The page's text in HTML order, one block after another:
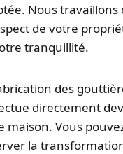
Nous travaillons
de votre
tranquillité.
des
directement
maison. Vous
la